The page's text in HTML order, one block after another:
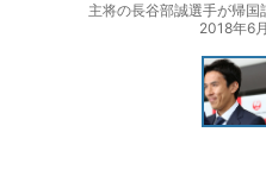
主将の長谷部誠選手が帰
2018年6